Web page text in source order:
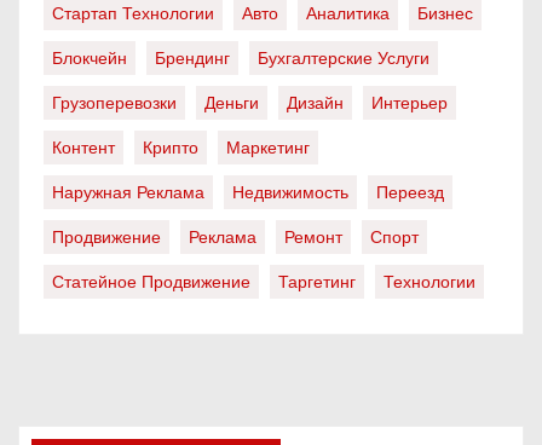
Стартап Технологии
Авто Аналитика
Бизнес
Блокчейн
Брендинг
Бухгалтерские Услуги
Грузоперевозки
Деньги Дизайн
Интерьер
Контент
Крипто
Маркетинг
Наружная Реклама
Недвижимость
Переезд
Продвижение
Реклама Ремонт
Спорт
Статейное Продвижение
Таргетинг Технологии